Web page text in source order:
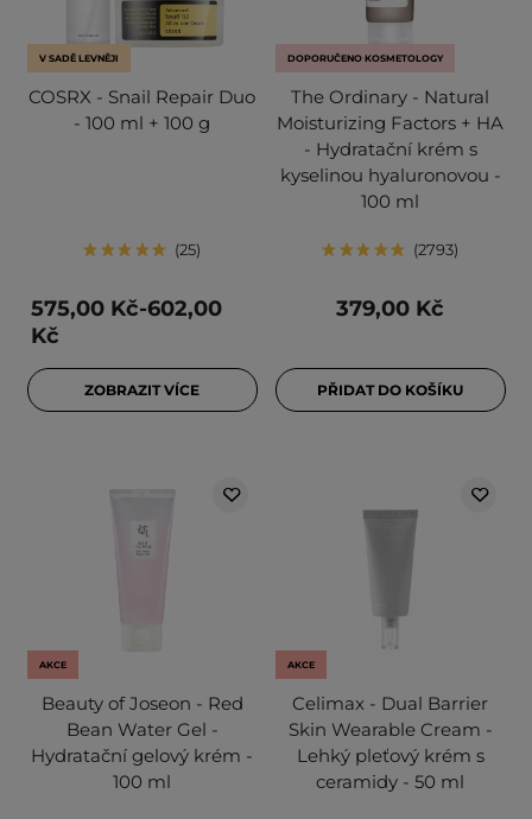
V SADĚ LEVNĚJI
COSRX - Snail Repair Duo
- 100 ml + 100 g
25
575,00 Kč-602,00
Kč
ZOBRAZIT VÍCE
DOPORUČENO KOSMETOLOGY
The Ordinary - Natural
Moisturizing Factors + HA
- Hydratační krém s
kyselinou hyaluronovou -
100 ml
2793
379,00 Kč
PŘIDAT DO KOŠÍKU
AKCE
Beauty of Joseon - Red
Bean Water Gel -
Hydratační gelový krém -
100 ml
AKCE
Celimax - Dual Barrier
Skin Wearable Cream -
Lehký pleťový krém s
ceramidy - 50 ml